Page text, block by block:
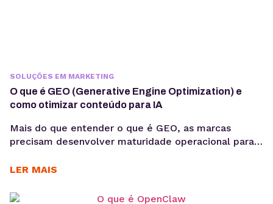
SOLUÇÕES EM MARKETING
O que é GEO (Generative Engine Optimization) e
como otimizar conteúdo para IA
Mais do que entender o que é GEO, as marcas
precisam desenvolver maturidade operacional para
intenção, consistência temática e conteúdos
sem comprometer a experiência humana. A forma
LER MAIS